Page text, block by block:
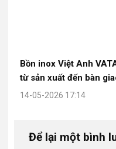
Bồn inox Việt Anh
từ sản xuất đến bàn
14-05-2026 17:14
Để lại một bình